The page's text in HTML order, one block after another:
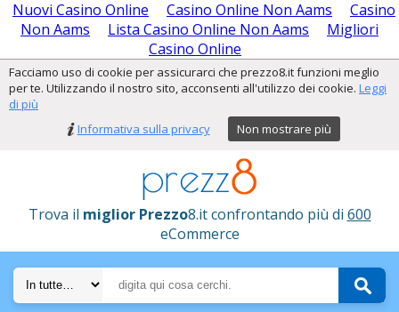
Nuovi Casino Online Casino Online Non Aams
Casino
Non Aams
Lista Casino Online Non Aams
Migliori
Casino Online
Facciamo uso di cookie per assicurarci che prezzo8.it funzioni meglio
per te. Utilizzando il nostro sito, acconsenti all'utilizzo dei cookie. Leggi
di più
Informativa sulla privacy
Non mostrare più
Trova il miglior Prezzo8.it confrontando più di 600
eCommerce